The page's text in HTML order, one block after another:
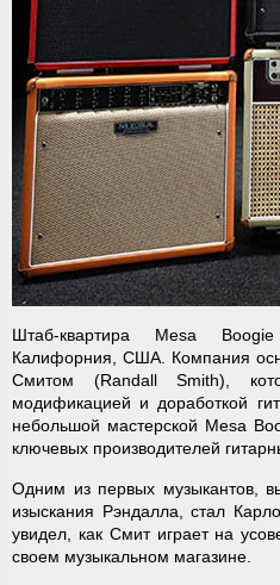
Штаб-квартира Mesa
Калифорния, США. Компания
Смитом (Randall Smith),
модификацией и доработкой
небольшой мастерской Mesa
ключевых производителей
Одним из первых музыкантов,
изыскания Рэндалла, стал
увидел, как Смит играет на
своем музыкальном магазине.